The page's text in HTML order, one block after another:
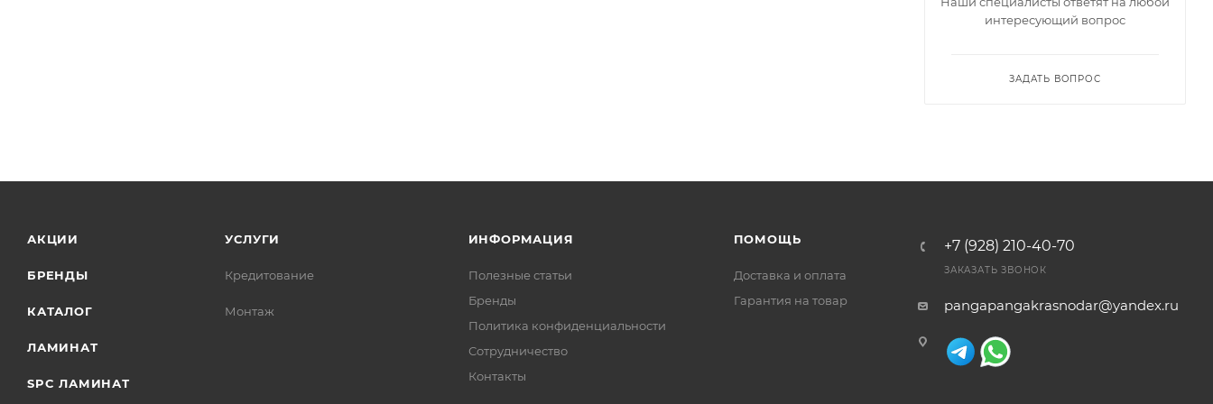
интересующий вопрос
ЗАДАТЬ ВОПРОС
АКЦИИ
БРЕНДЫ
КАТАЛОГ
ЛАМИНАТ
SPC ЛАМИНАТ
УСЛУГИ
Кредитование
Монтаж
ИНФОРМАЦИЯ
Полезные статьи
Бренды
Политика конфиденциальности
Сотрудничество
Контакты
ПОМОЩЬ
Доставка и оплата
Гарантия на товар
+7 (928) 210-40-70
ЗАКАЗАТЬ ЗВОНОК
pangapangakrasnodar@yandex.ru